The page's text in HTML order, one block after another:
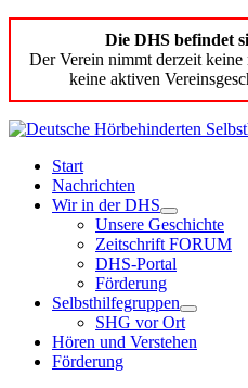
Die DHS befindet
Der Verein nimmt derzeit
keine aktiven
Start
Nachrichten
Wir in der DHS
Unsere Geschichte
Zeitschrift FORUM
DHS-Portal
Förderung
Selbsthilfegruppen
SHG vor Ort
Hören und Verstehen
Förderung